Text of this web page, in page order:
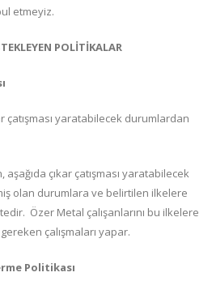
etmeyiz.
POLİTİKALAR
çatışması yaratabilecek durumlardan
aşağıda çıkar çatışması yaratabilecek
olan durumlara ve belirtilen ilkelere
Özer Metal çalışanlarını bu ilkelere
çalışmaları yapar.
Politikası